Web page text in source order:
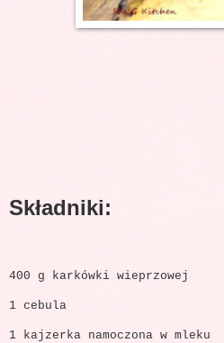
Składniki:
400 g karkówki wieprzowej
1 cebula
1 kajzerka namoczona w mleku